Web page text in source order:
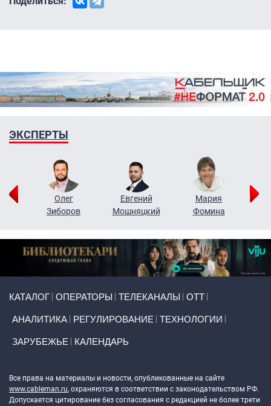
ЭКСПЕРТЫ
Олег
Зиборов
Евгений
Мошняцкий
Мария
Фомина
КАТАЛОГ ОПЕРАТОРЫ ТЕЛЕКАНАЛЫ ОТТ
АНАЛИТИКА РЕГУЛИРОВАНИЕ ТЕХНОЛОГИИ
ЗАРУБЕЖЬЕ КАЛЕНДАРЬ
Все права на материалы и новости, опубликованные на сайте
www.cableman.ru, охраняются в соответствии с законодательством РФ.
Допускается цитирование без согласования с редакцией не более трети